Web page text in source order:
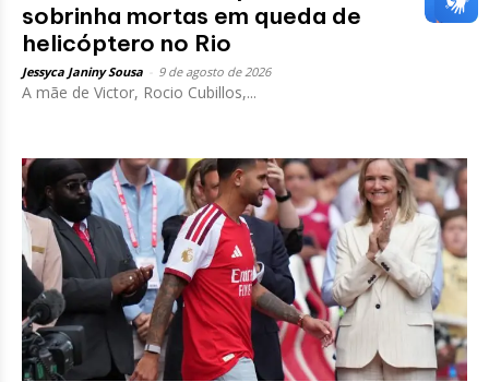
sobrinha mortas em queda de
helicóptero no Rio
Jessyca Janiny Sousa 9 de agosto de 2026
A mãe de Victor, Rocio Cubillos,...